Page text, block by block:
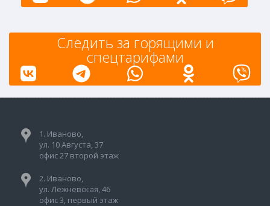
Следить за горящими и
спецтарифами
1. Иваново,
ул. 10 Августа, 37
офис 27 второй этаж
2. Иваново,
ул. Лежневская, 46
офис 3, первый этаж